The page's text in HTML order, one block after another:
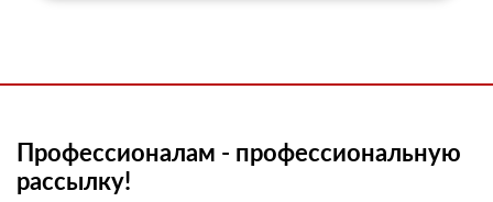
Профессионалам - профессиональную
рассылку!